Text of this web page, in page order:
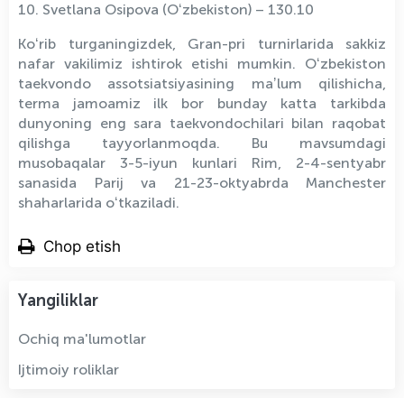
10. Svetlana Osipova (Oʻzbekiston) – 130.10
Koʻrib turganingizdek, Gran-pri turnirlarida sakkiz
nafar vakilimiz ishtirok etishi mumkin. Oʻzbekiston
taekvondo assotsiatsiyasining maʼlum qilishicha,
terma jamoamiz ilk bor bunday katta tarkibda
dunyoning eng sara taekvondochilari bilan raqobat
qilishga tayyorlanmoqda. Bu mavsumdagi
musobaqalar 3-5-iyun kunlari Rim, 2-4-sentyabr
sanasida Parij va 21-23-oktyabrda Manchester
shaharlarida oʻtkaziladi.
Chop etish
Yangiliklar
Ochiq ma'lumotlar
Ijtimoiy roliklar